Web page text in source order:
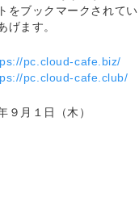
をブックマークされて
げます。
pc.cloud-cafe.biz/
pc.cloud-cafe.club/
９月１日（木）